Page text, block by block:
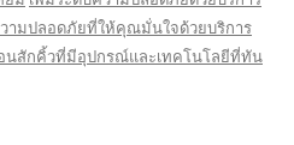
ามปลอดภัยที่ให้คุณมั่นใจด้วยบริการ
นสักคิ้วที่มีอุปกรณ์และเทคโนโลยีที่ทัน